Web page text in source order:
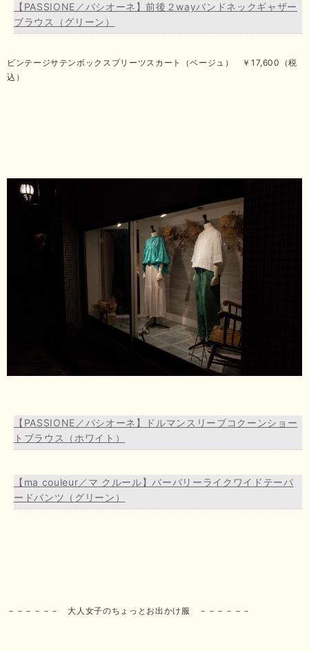
【PASSIONE／パシオーネ】前後２wayバンドネックギャザー
ブラウス（グリーン）
ビンテージサテンボックスプリーツスカート（ベージュ） ￥17,600（税
込）
【PASSIONE／パシオーネ】ドルマンスリーブコクーンショー
トブラウス（ホワイト）
【ma couleur／マ クルール】バーバリーライクワイドテーパ
ードパンツ（グリーン）
－－－－－－ 大人女子のちょっとお出かけ服 －－－－－－